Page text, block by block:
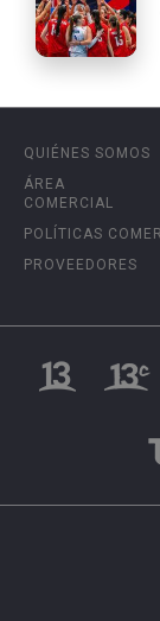
QUIÉNES SOMOS
ÁREA
COMERCIAL
POLÍTICAS
PROVEEDORES